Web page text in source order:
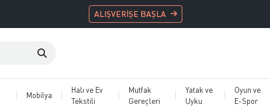
ALIŞVERİŞE BAŞLA
Mobilya
Halı ve Ev
Tekstili
Mutfak
Gereçleri
Yatak ve
Uyku
Oyun ve
E-Spor